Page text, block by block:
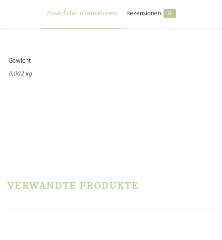
Zusätzliche Informationen Rezensionen 0
Gewicht
0,002 kg
VERWANDTE PRODUKTE